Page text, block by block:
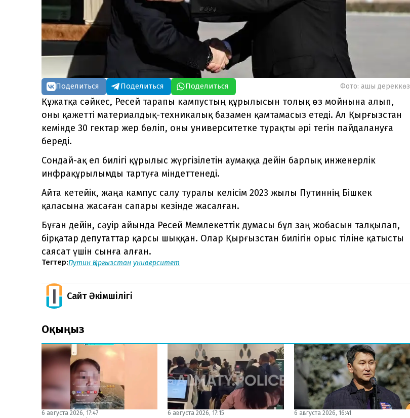
Поделиться Поделиться Поделиться Фото: ашық дереккөз
Құжатқа сәйкес, Ресей тарапы кампустың құрылысын толық өз мойнына алып,
оны қажетті материалдық-техникалық базамен қамтамасыз етеді. Ал Қырғызстан
кемінде 30 гектар жер бөліп, оны университетке тұрақты әрі тегін пайдалануға
береді.
Сондай-ақ ел билігі құрылыс жүргізілетін аумаққа дейін барлық инженерлік
инфрақұрылымды тартуға міндеттенеді.
Айта кетейік, жаңа кампус салу туралы келісім 2023 жылы Путиннің Бішкек
қаласына жасаған сапары кезінде жасалған.
Бұған дейін, сәуір айында Ресей Мемлекеттік думасы бұл заң жобасын талқылап,
бірқатар депутаттар қарсы шыққан. Олар Қырғызстан билігін орыс тіліне қатысты
саясат үшін сынға алған.
Тегтер:Путин Қырғызстан университет
Сайт Әкімшілігі
Оқыңыз
6 августа 2026, 17:47 6 августа 2026, 17:15 6 августа 2026, 16:41